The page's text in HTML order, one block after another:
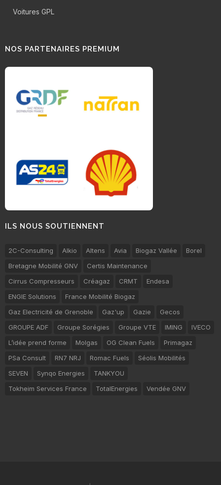
Voitures GPL
NOS PARTENAIRES PREMIUM
ILS NOUS SOUTIENNENT
2C-Consulting Alkio Altens Avia Biogaz Vallée
Borel
Bretagne Mobilité GNV
Certis Maintenance
Cirrus Compresseurs
Créagaz CRMT
Endesa
ENGIE Solutions
France Mobilité Biogaz
Gaz Electricité de Grenoble
Gaz'up Gazie
Gecos
GROUPE ADF
Groupe Sorégies Groupe VTE IMING
IVECO
L’idée prend forme
Molgas OG Clean Fuels
Primagaz
PSa Consult
RN7 NRJ Romac Fuels
Séolis Mobilités
SEVEN
Synqo Energies
TANKYOU
Tokheim Services France
TotalEnergies Vendée GNV